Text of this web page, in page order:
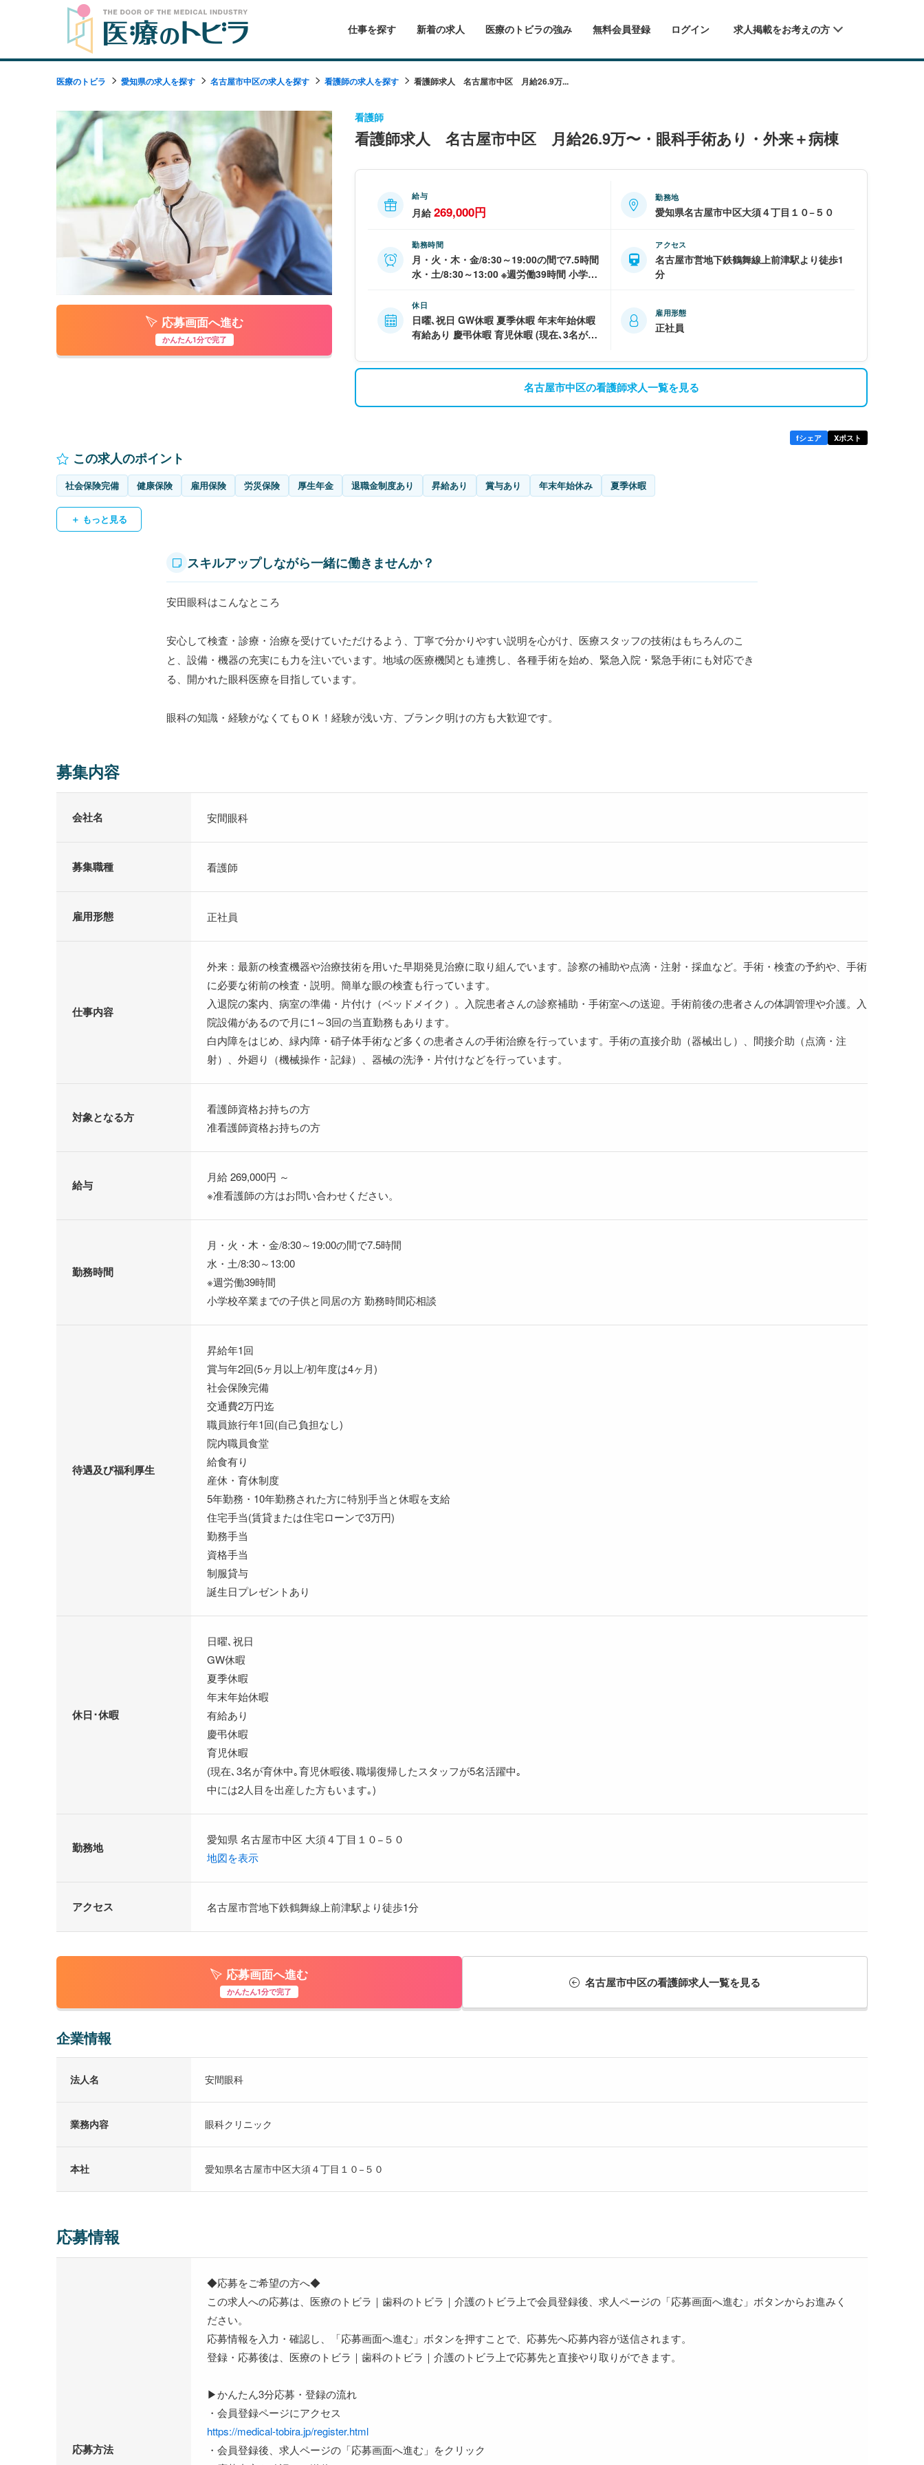
仕事を探す 新着の求人 医療のトビラの強み 無料会員登録 ログイン 求人掲載をお考えの方
医療のトビラ 愛知県の求人を探す 名古屋市中区の求人を探す 看護師の求人を探す 看護師求人 名古屋市中区 月給26.9万...
看護師
看護師求人 名古屋市中区 月給26.9万〜・眼科手術あり・外来＋病棟
応募画面へ進む
かんたん1分で完了
給与
月給269,000円
勤務地
愛知県名古屋市中区大須４丁目１０−５０
勤務時間
月・火・木・金/8:30～19:00の間で7.5時間
水・土/8:30～13:00 ※週労働39時間 小学校
アクセス
名古屋市営地下鉄鶴舞線上前津駅より徒歩1
分
休日
日曜､祝日 GW休暇 夏季休暇 年末年始休暇
有給あり 慶弔休暇 育児休暇 (現在､3名が育
名活躍中｡ 中には2人目を出産した方もいま
雇用形態
正社員
名古屋市中区の看護師求人一覧を見る
fシェア Xポスト
この求人のポイント
社会保険完備 健康保険 雇用保険 労災保険 厚生年金 退職金制度あり 昇給あり 賞与あり 年末年始休み 夏季休暇
＋ もっと見る
スキルアップしながら一緒に働きませんか？
安田眼科はこんなところ
安心して検査・診療・治療を受けていただけるよう、丁寧で分かりやすい説明を心がけ、医療スタッフの技術はもちろんのこ
と、設備・機器の充実にも力を注いでいます。地域の医療機関とも連携し、各種手術を始め、緊急入院・緊急手術にも対応でき
る、開かれた眼科医療を目指しています。
眼科の知識・経験がなくてもＯＫ！経験が浅い方、ブランク明けの方も大歓迎です。
募集内容
会社名 安間眼科
募集職種 看護師
雇用形態 正社員
仕事内容
外来：最新の検査機器や治療技術を用いた早期発見治療に取り組んでいます。診察の補助や点滴・注射・採血など。手術・検査の予約や、手術
に必要な術前の検査・説明。簡単な眼の検査も行っています。
入退院の案内、病室の準備・片付け（ベッドメイク）。入院患者さんの診察補助・手術室への送迎。手術前後の患者さんの体調管理や介護。入
院設備があるので月に1～3回の当直勤務もあります。
白内障をはじめ、緑内障・硝子体手術など多くの患者さんの手術治療を行っています。手術の直接介助（器械出し）、間接介助（点滴・注
射）、外廻り（機械操作・記録）、器械の洗浄・片付けなどを行っています。
対象となる方
看護師資格お持ちの方
准看護師資格お持ちの方
給与
月給 269,000円 ～
※准看護師の方はお問い合わせください。
勤務時間
月・火・木・金/8:30～19:00の間で7.5時間
水・土/8:30～13:00
※週労働39時間
小学校卒業までの子供と同居の方 勤務時間応相談
待遇及び福利厚生
昇給年1回
賞与年2回(5ヶ月以上/初年度は4ヶ月)
社会保険完備
交通費2万円迄
職員旅行年1回(自己負担なし)
院内職員食堂
給食有り
産休・育休制度
5年勤務・10年勤務された方に特別手当と休暇を支給
住宅手当(賃貸または住宅ローンで3万円)
勤務手当
資格手当
制服貸与
誕生日プレゼントあり
休日･休暇
日曜､祝日
GW休暇
夏季休暇
年末年始休暇
有給あり
慶弔休暇
育児休暇
(現在､3名が育休中｡育児休暇後､職場復帰したスタッフが5名活躍中｡
中には2人目を出産した方もいます｡)
勤務地
愛知県 名古屋市中区 大須４丁目１０−５０
地図を表示
アクセス 名古屋市営地下鉄鶴舞線上前津駅より徒歩1分
応募画面へ進む
かんたん1分で完了
名古屋市中区の看護師求人一覧を見る
企業情報
法人名 安間眼科
業務内容 眼科クリニック
本社 愛知県名古屋市中区大須４丁目１０−５０
応募情報
応募方法
◆応募をご希望の方へ◆
この求人への応募は、医療のトビラ｜歯科のトビラ｜介護のトビラ上で会員登録後、求人ページの「応募画面へ進む」ボタンからお進みく
ださい。
応募情報を入力・確認し、「応募画面へ進む」ボタンを押すことで、応募先へ応募内容が送信されます。
登録・応募後は、医療のトビラ｜歯科のトビラ｜介護のトビラ上で応募先と直接やり取りができます。
▶かんたん3分応募・登録の流れ
・会員登録ページにアクセス
https://medical-tobira.jp/register.html
・会員登録後、求人ページの「応募画面へ進む」をクリック